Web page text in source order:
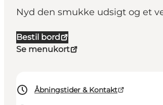
Nyd den smukke udsigt og et
Bestil bord
Se menukort
Åbningstider & Kontakt